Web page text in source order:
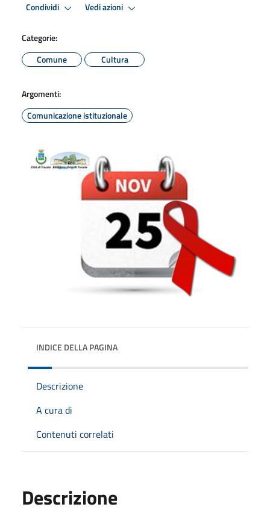
Condividi Vedi azioni
Categorie:
Comune
Cultura
Argomenti:
Comunicazione istituzionale
INDICE DELLA PAGINA
Descrizione
A cura di
Contenuti correlati
Descrizione